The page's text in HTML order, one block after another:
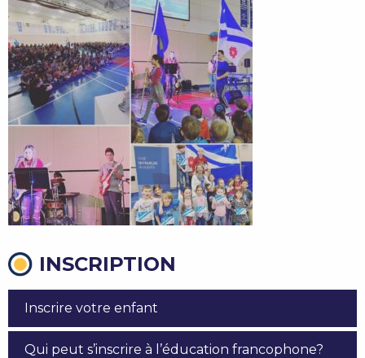
INSCRIPTION
Inscrire votre enfant
Qui peut s’inscrire à l’éducation francophone?